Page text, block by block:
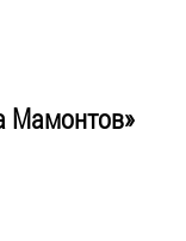
Мамонтов»